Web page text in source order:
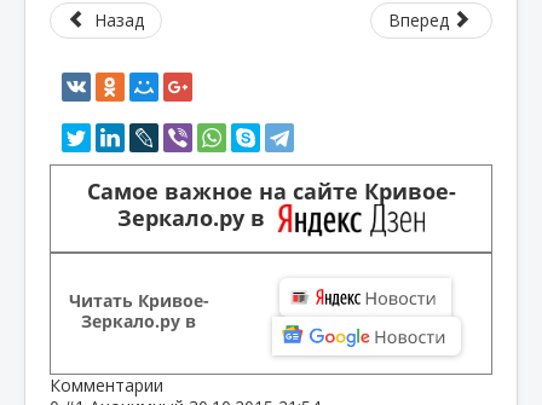
Назад Вперед
Самое важное на сайте Кривое-
Зеркало.ру в
Читать Кривое-
Зеркало.ру в
Комментарии